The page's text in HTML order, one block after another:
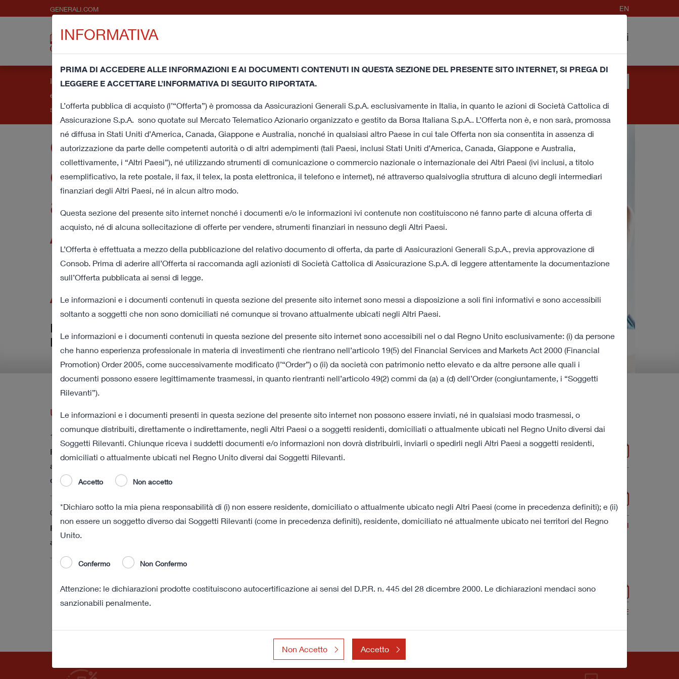
GENERALI.COM EN
Chi
siamo
Contatti
Offerta pubblica
d’acquisto volontaria per
cassa sulla totalità delle
azioni di Cattolica
Assicurazioni e
Procedura di Obbligo di
Acquisto
Informazioni rilevanti in relazione all'Offerta e alla
Procedura di Obbligo di Acquisto
Ultimi Comunicati Stampa
12 agosto 2022 18:00
Revoca dalla quotazione e negoziazione delle
azioni ordinarie di Cattolica a decorrere dalla
data odierna
167 KB
03 agosto 2022 18:01
Risultati definitivi della procedura di obbligo di
acquisto
Documenti dell’Offerta e della Procedura
VEDI TUTTI
Reinforcing market position in Italy 304 KB
VEDI TUTTE
Informativa e consenso per l'uso dei cookie - Questo sito utilizza cookie tecnici propri e cookie di terze parti (tecnici e di profilazione) per migliorare la tua
esperienza di navigazione e fornirti un servizio in linea con le tue preferenze. Chiudendo questa finestra oppure accedendo ad un qualunque elemento
sottostante a questo banner acconsenti all’utilizzo dei cookie. Se vuoi saperne di più o negare il consenso a tutti o ad alcuni di essiclicca qui.
INFORMATIVA
PRIMA DI ACCEDERE ALLE INFORMAZIONI E AI DOCUMENTI CONTENUTI IN QUESTA SEZIONE DEL PRESENTE SITO INTERNET, SI PREGA DI
LEGGERE E ACCETTARE L’INFORMATIVA DI SEGUITO RIPORTATA.
L’offerta pubblica di acquisto (l’“Offerta”) è promossa da Assicurazioni Generali S.p.A. esclusivamente in Italia, in quanto le azioni di Società Cattolica di
Assicurazione S.p.A. sono quotate sul Mercato Telematico Azionario organizzato e gestito da Borsa Italiana S.p.A.. L’Offerta non è, e non sarà, promossa
né diffusa in Stati Uniti d’America, Canada, Giappone e Australia, nonché in qualsiasi altro Paese in cui tale Offerta non sia consentita in assenza di
autorizzazione da parte delle competenti autorità o di altri adempimenti (tali Paesi, inclusi Stati Uniti d’America, Canada, Giappone e Australia,
collettivamente, i “Altri Paesi”), né utilizzando strumenti di comunicazione o commercio nazionale o internazionale dei Altri Paesi (ivi inclusi, a titolo
esemplificativo, la rete postale, il fax, il telex, la posta elettronica, il telefono e internet), né attraverso qualsivoglia struttura di alcuno degli intermediari
finanziari degli Altri Paesi, né in alcun altro modo.
Questa sezione del presente sito internet nonché i documenti e/o le informazioni ivi contenute non costituiscono né fanno parte di alcuna offerta di
acquisto, né di alcuna sollecitazione di offerte per vendere, strumenti finanziari in nessuno degli Altri Paesi.
L’Offerta è effettuata a mezzo della pubblicazione del relativo documento di offerta, da parte di Assicurazioni Generali S.p.A., previa approvazione di
Consob. Prima di aderire all’Offerta si raccomanda agli azionisti di Società Cattolica di Assicurazione S.p.A. di leggere attentamente la documentazione
sull’Offerta pubblicata ai sensi di legge.
Le informazioni e i documenti contenuti in questa sezione del presente sito internet sono messi a disposizione a soli fini informativi e sono accessibili
soltanto a soggetti che non sono domiciliati né comunque si trovano attualmente ubicati negli Altri Paesi.
Le informazioni e i documenti contenuti in questa sezione del presente sito internet sono accessibili nel o dal Regno Unito esclusivamente: (i) da persone
che hanno esperienza professionale in materia di investimenti che rientrano nell’articolo 19(5) del Financial Services and Markets Act 2000 (Financial
Promotion) Order 2005, come successivamente modificato (l’“Order”) o (ii) da società con patrimonio netto elevato e da altre persone alle quali i
documenti possono essere legittimamente trasmessi, in quanto rientranti nell’articolo 49(2) commi da (a) a (d) dell’Order (congiuntamente, i “Soggetti
Rilevanti”).
Le informazioni e i documenti presenti in questa sezione del presente sito internet non possono essere inviati, né in qualsiasi modo trasmessi, o
comunque distribuiti, direttamente o indirettamente, negli Altri Paesi o a soggetti residenti, domiciliati o attualmente ubicati nel Regno Unito diversi dai
Soggetti Rilevanti. Chiunque riceva i suddetti documenti e/o informazioni non dovrà distribuirli, inviarli o spedirli negli Altri Paesi a soggetti residenti,
domiciliati o attualmente ubicati nel Regno Unito diversi dai Soggetti Rilevanti.
Accetto Non accetto
*Dichiaro sotto la mia piena responsabilità di (i) non essere residente, domiciliato o attualmente ubicato negli Altri Paesi (come in precedenza definiti); e (ii)
non essere un soggetto diverso dai Soggetti Rilevanti (come in precedenza definiti), residente, domiciliato né attualmente ubicato nei territori del Regno
Unito.
Confermo Non Confermo
Attenzione: le dichiarazioni prodotte costituiscono autocertificazione ai sensi del D.P.R. n. 445 del 28 dicembre 2000. Le dichiarazioni mendaci sono
sanzionabili penalmente.
Non Accetto Accetto